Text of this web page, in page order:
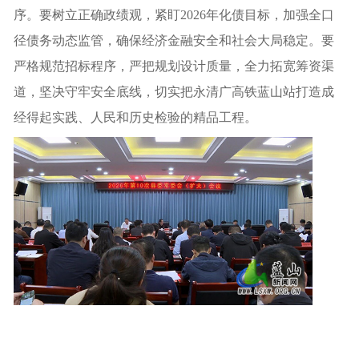
序。要树立正确政绩观，紧盯2026年化债目标，加强全口
径债务动态监管，确保经济金融安全和社会大局稳定。要
严格规范招标程序，严把规划设计质量，全力拓宽筹资渠
道，坚决守牢安全底线，切实把永清广高铁蓝山站打造成
经得起实践、人民和历史检验的精品工程。